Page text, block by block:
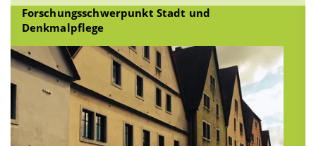
Forschungsschwerpunkt Stadt und
Denkmalpflege